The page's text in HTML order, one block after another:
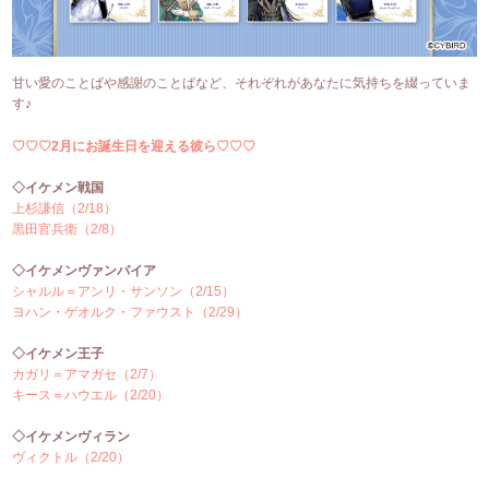
甘い愛のことばや感謝のことばなど、それぞれがあなたに気持ちを綴っていま
す♪
♡♡♡2月にお誕生日を迎える彼ら♡♡♡
◇イケメン戦国
上杉謙信（2/18）
黒田官兵衛（2/8）
◇イケメンヴァンパイア
シャルル＝アンリ・サンソン（2/15）
ヨハン・ゲオルク・ファウスト（2/29）
◇イケメン王子
カガリ＝アマガセ（2/7）
キース＝ハウエル（2/20）
◇イケメンヴィラン
ヴィクトル（2/20）